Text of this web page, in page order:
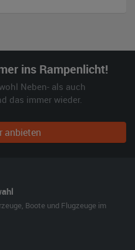
ins Rampenlicht!
Neben- als auch
das immer wieder.
anbieten
Boote und Flugzeuge im